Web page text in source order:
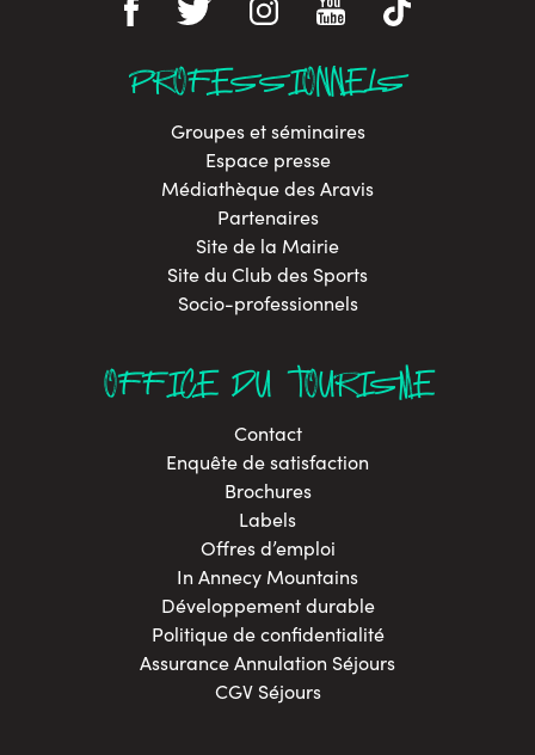
PROFESSIONNELS
Groupes et séminaires
Espace presse
Médiathèque des Aravis
Partenaires
Site de la Mairie
Site du Club des Sports
Socio-professionnels
OFFICE DU TOURISME
Contact
Enquête de satisfaction
Brochures
Labels
Offres d’emploi
In Annecy Mountains
Développement durable
Politique de confidentialité
Assurance Annulation Séjours
CGV Séjours